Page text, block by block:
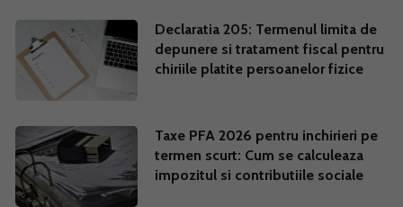
Declaratia 205: Termenul limita de
depunere si tratament fiscal pentru
chiriile platite persoanelor fizice
Taxe PFA 2026 pentru inchirieri pe
termen scurt: Cum se calculeaza
impozitul si contributiile sociale